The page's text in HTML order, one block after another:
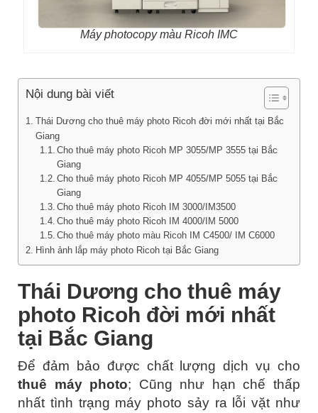
Máy photocopy màu Ricoh IMC
Nội dung bài viết
Thái Dương cho thuê máy photo Ricoh đời mới nhất tại Bắc
Giang
Cho thuê máy photo Ricoh MP 3055/MP 3555 tại Bắc
Giang
Cho thuê máy photo Ricoh MP 4055/MP 5055 tại Bắc
Giang
Cho thuê máy photo Ricoh IM 3000/IM3500
Cho thuê máy photo Ricoh IM 4000/IM 5000
Cho thuê máy photo màu Ricoh IM C4500/ IM C6000
Hình ảnh lắp máy photo Ricoh tại Bắc Giang
Thái Dương cho thuê máy
photo Ricoh đời mới nhất
tại Bắc Giang
Để đảm bảo được chất lượng dịch vụ cho
thuê máy photo; Cũng như hạn chế thấp
nhất tình trạng máy photo sảy ra lỗi vặt như